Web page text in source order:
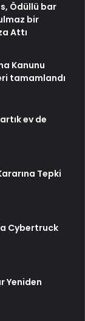
Ödüllü bar
bir
Attı
Kanunu
tamamlandı
ev de
Tepki
Cybertruck
Yeniden